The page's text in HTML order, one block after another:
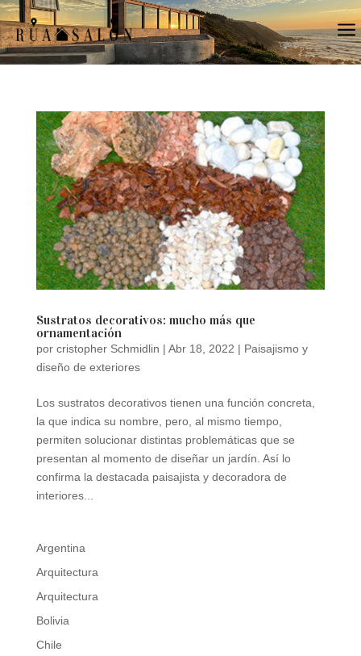
a
Sustratos decorativos: mucho más que
ornamentación
por cristopher Schmidlin | Abr 18, 2022 | Paisajismo y
diseño de exteriores
Los sustratos decorativos tienen una función concreta,
la que indica su nombre, pero, al mismo tiempo,
permiten solucionar distintas problemáticas que se
presentan al momento de diseñar un jardín. Así lo
confirma la destacada paisajista y decoradora de
interiores...
Argentina
Arquitectura
Arquitectura
Bolivia
Chile